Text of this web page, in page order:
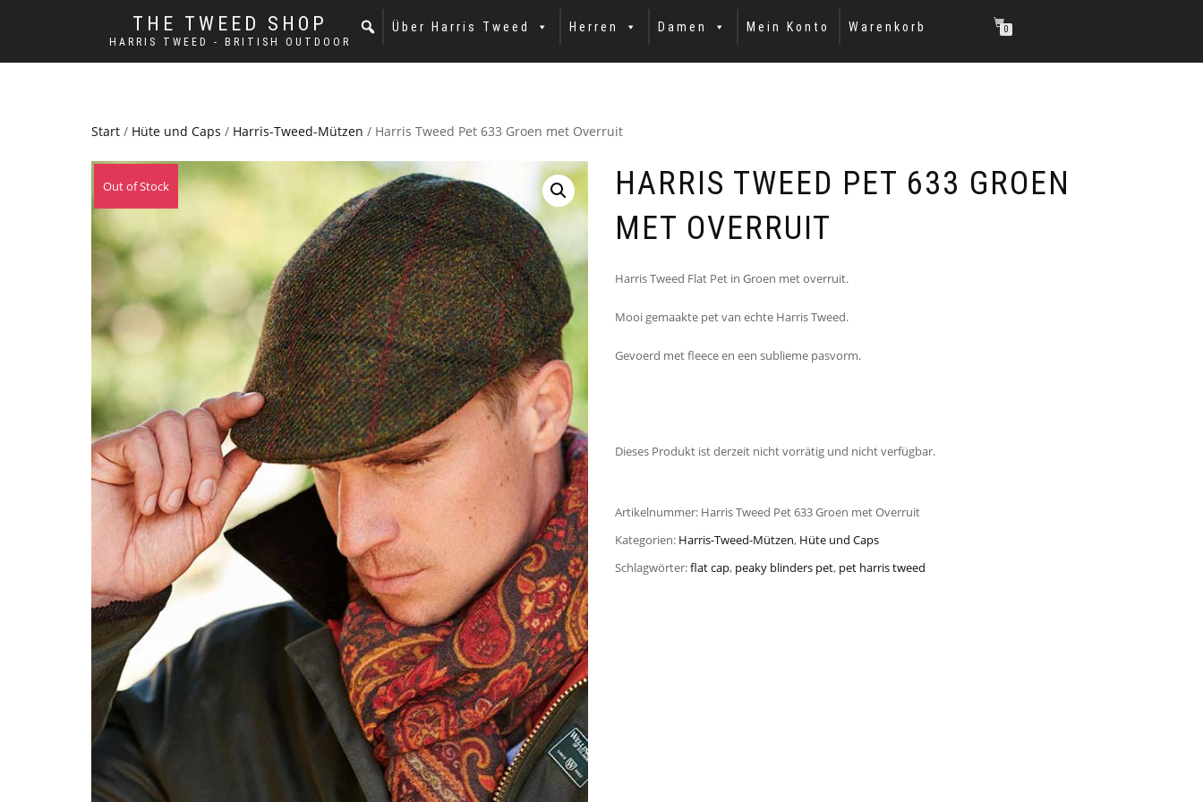
THE TWEED SHOP
HARRIS TWEED - BRITISH OUTDOOR
Über Harris Tweed Herren Damen Mein Konto Warenkorb 0
Start / Hüte und Caps / Harris-Tweed-Mützen / Harris Tweed Pet 633 Groen met Overruit
Out of Stock
HARRIS TWEED PET 633 GROEN
MET OVERRUIT
Harris Tweed Flat Pet in Groen met overruit.
Mooi gemaakte pet van echte Harris Tweed.
Gevoerd met fleece en een sublieme pasvorm.
Dieses Produkt ist derzeit nicht vorrätig und nicht verfügbar.
Artikelnummer: Harris Tweed Pet 633 Groen met Overruit
Kategorien: Harris-Tweed-Mützen, Hüte und Caps
Schlagwörter:flat cap, peaky blinders pet, pet harris tweed